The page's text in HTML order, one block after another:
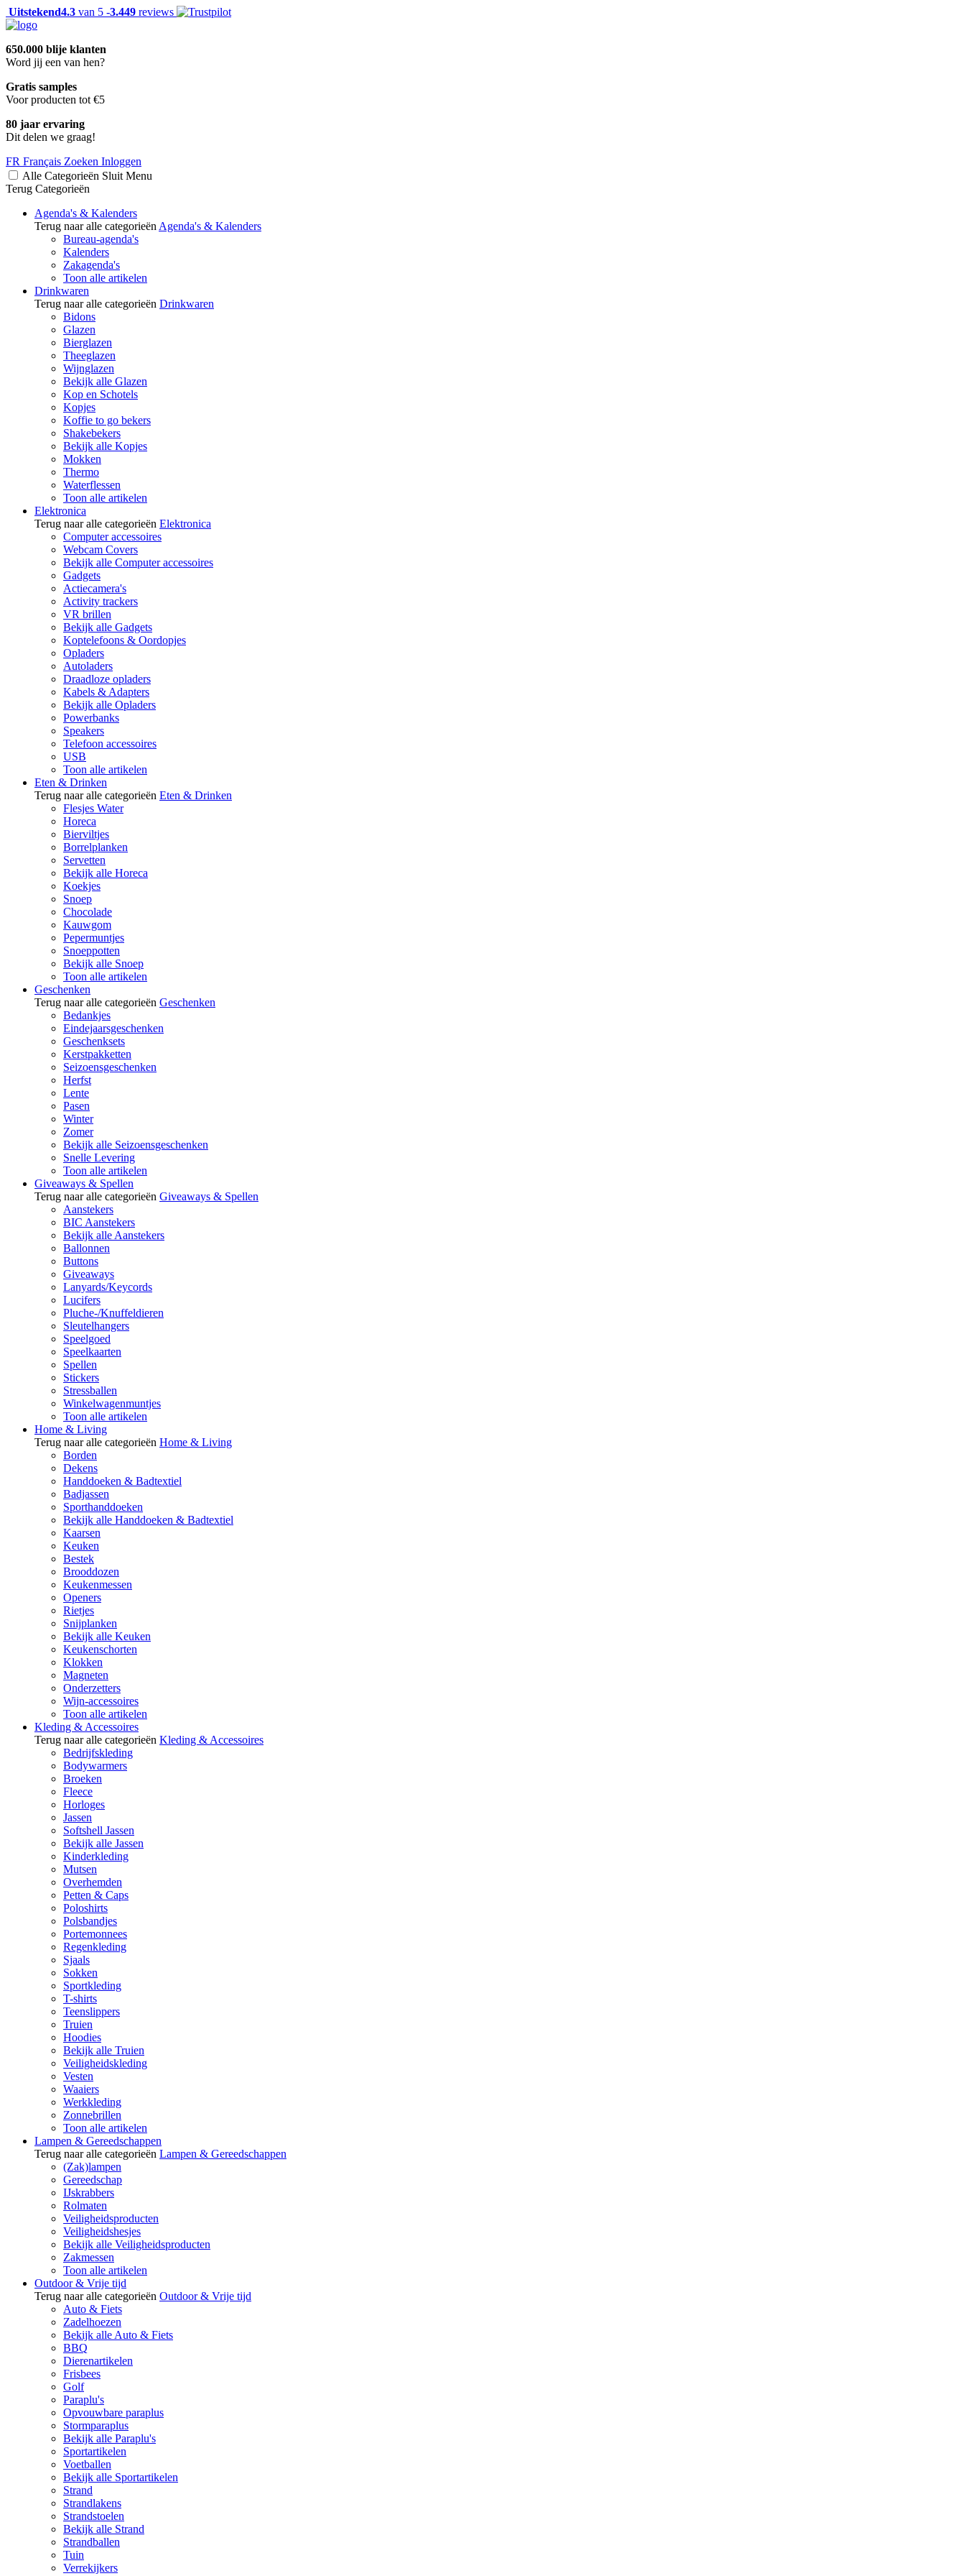
Uitstekend4.3 van 5 -3.449 reviews
650.000 blije klanten
Word jij een van hen?
Gratis samples
Voor producten tot €5
80 jaar ervaring
Dit delen we graag!
FR Français Zoeken Inloggen
Alle Categorieën Sluit Menu
Terug Categorieën
Agenda's & Kalenders
Terug naar alle categorieën Agenda's & Kalenders
Bureau-agenda's
Kalenders
Zakagenda's
Toon alle artikelen
Drinkwaren
Terug naar alle categorieën Drinkwaren
Bidons
Glazen
Bierglazen
Theeglazen
Wijnglazen
Bekijk alle Glazen
Kop en Schotels
Kopjes
Koffie to go bekers
Shakebekers
Bekijk alle Kopjes
Mokken
Thermo
Waterflessen
Toon alle artikelen
Elektronica
Terug naar alle categorieën Elektronica
Computer accessoires
Webcam Covers
Bekijk alle Computer accessoires
Gadgets
Actiecamera's
Activity trackers
VR brillen
Bekijk alle Gadgets
Koptelefoons & Oordopjes
Opladers
Autoladers
Draadloze opladers
Kabels & Adapters
Bekijk alle Opladers
Powerbanks
Speakers
Telefoon accessoires
USB
Toon alle artikelen
Eten & Drinken
Terug naar alle categorieën Eten & Drinken
Flesjes Water
Horeca
Bierviltjes
Borrelplanken
Servetten
Bekijk alle Horeca
Koekjes
Snoep
Chocolade
Kauwgom
Pepermuntjes
Snoeppotten
Bekijk alle Snoep
Toon alle artikelen
Geschenken
Terug naar alle categorieën Geschenken
Bedankjes
Eindejaarsgeschenken
Geschenksets
Kerstpakketten
Seizoensgeschenken
Herfst
Lente
Pasen
Winter
Zomer
Bekijk alle Seizoensgeschenken
Snelle Levering
Toon alle artikelen
Giveaways & Spellen
Terug naar alle categorieën Giveaways & Spellen
Aanstekers
BIC Aanstekers
Bekijk alle Aanstekers
Ballonnen
Buttons
Giveaways
Lanyards/Keycords
Lucifers
Pluche-/Knuffeldieren
Sleutelhangers
Speelgoed
Speelkaarten
Spellen
Stickers
Stressballen
Winkelwagenmuntjes
Toon alle artikelen
Home & Living
Terug naar alle categorieën Home & Living
Borden
Dekens
Handdoeken & Badtextiel
Badjassen
Sporthanddoeken
Bekijk alle Handdoeken & Badtextiel
Kaarsen
Keuken
Bestek
Brooddozen
Keukenmessen
Openers
Rietjes
Snijplanken
Bekijk alle Keuken
Keukenschorten
Klokken
Magneten
Onderzetters
Wijn-accessoires
Toon alle artikelen
Kleding & Accessoires
Terug naar alle categorieën Kleding & Accessoires
Bedrijfskleding
Bodywarmers
Broeken
Fleece
Horloges
Jassen
Softshell Jassen
Bekijk alle Jassen
Kinderkleding
Mutsen
Overhemden
Petten & Caps
Poloshirts
Polsbandjes
Portemonnees
Regenkleding
Sjaals
Sokken
Sportkleding
T-shirts
Teenslippers
Truien
Hoodies
Bekijk alle Truien
Veiligheidskleding
Vesten
Waaiers
Werkkleding
Zonnebrillen
Toon alle artikelen
Lampen & Gereedschappen
Terug naar alle categorieën Lampen & Gereedschappen
(Zak)lampen
Gereedschap
IJskrabbers
Rolmaten
Veiligheidsproducten
Veiligheidshesjes
Bekijk alle Veiligheidsproducten
Zakmessen
Toon alle artikelen
Outdoor & Vrije tijd
Terug naar alle categorieën Outdoor & Vrije tijd
Auto & Fiets
Zadelhoezen
Bekijk alle Auto & Fiets
BBQ
Dierenartikelen
Frisbees
Golf
Paraplu's
Opvouwbare paraplus
Stormparaplus
Bekijk alle Paraplu's
Sportartikelen
Voetballen
Bekijk alle Sportartikelen
Strand
Strandlakens
Strandstoelen
Bekijk alle Strand
Strandballen
Tuin
Verrekijkers